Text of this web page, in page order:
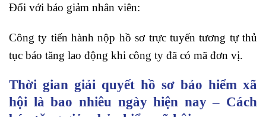
Đối với báo giảm nhân viên:
Công ty tiến hành nộp hồ sơ trực tuyến tương tự thủ
tục báo tăng lao động khi công ty đã có mã đơn vị.
Thời gian giải quyết hồ sơ bảo hiểm xã
hội là bao nhiêu ngày hiện nay – Cách